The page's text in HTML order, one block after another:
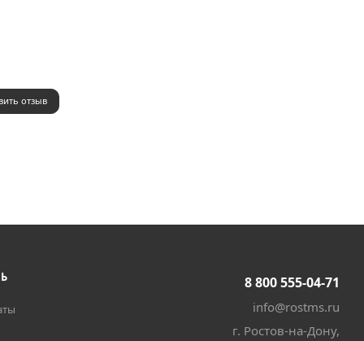
отзыв
8 800 555-04-71
info@rostms.ru
г. Ростов-на-Дону,